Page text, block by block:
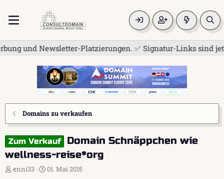
Newsletter-Platzierungen. ✅ Signatur-Links sind jetzt
Domains zu verkaufen
Zum Verkauf
Domain Schnäppchen wie
wellness-reise*org
E
enni33
E
01. Mai 2015